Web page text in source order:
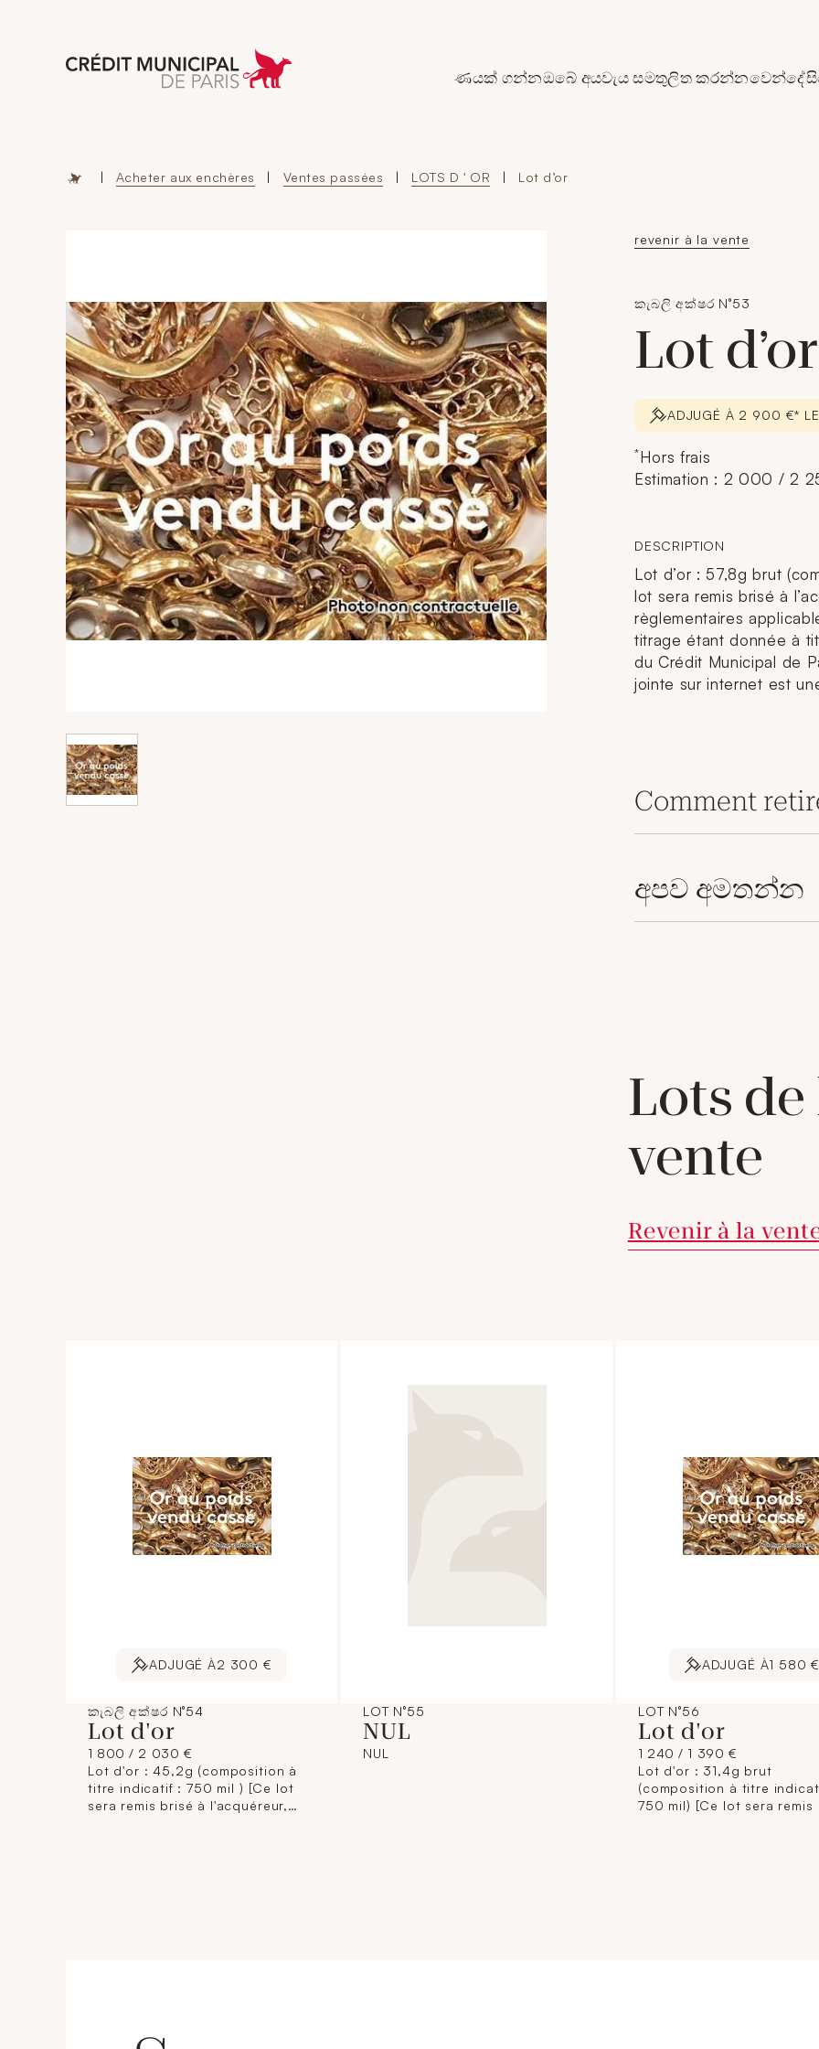
Aller à l'accueil de Crédit Municipal de Paris
ණයක් ගන්නඔබේ අයවැය සමතුලිත කරන්න
| Acheter aux enchères | Ventes passées | LOTS D ' OR | Lot d’or
revenir à la vente
කැබලි අක්ෂර N°53
Lot
ADJUGÉ À 2 900 €*
*Hors frais
Estimation : 2 000 / 2
DESCRIPTION
Lot d’or : 57,8g brut
lot sera remis brisé à
règlementaires
titrage étant donnée à
du Crédit Municipal de
jointe sur internet est
Comment
අපව අමතන්න
Lots de
vente
Revenir à la
ADJUGÉ À2 300 €
කැබලි අක්ෂර N°54
Lot d'or
1 800 / 2 030 €
Lot d'or : 45,2g (composition à
titre indicatif : 750 mil ) [Ce lot
sera remis brisé à l'acquéreur,
LOT N°55
NUL
NUL
ADJUGÉ À1 580
LOT N°56
Lot d'or
1 240 / 1 390 €
Lot d'or : 31,4g brut
(composition à titre
750 mil) [Ce lot sera remis